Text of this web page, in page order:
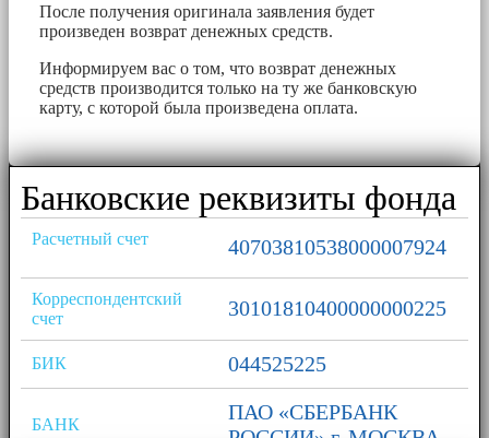
После получения оригинала заявления будет
произведен возврат денежных средств.
Информируем вас о том, что возврат денежных
средств производится только на ту же банковскую
карту, с которой была произведена оплата.
Банковские реквизиты фонда
Расчетный счет 40703810538000007924
Корреспондентский
счет
30101810400000000225
БИК 044525225
БАНК
ПАО «СБЕРБАНК